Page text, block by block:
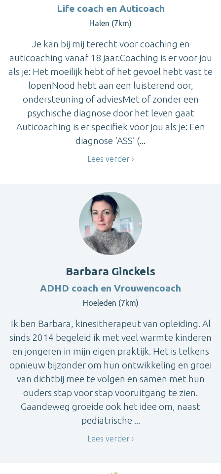
Life coach en Auticoach
Halen (7km)
Je kan bij mij terecht voor coaching en
auticoaching vanaf 18 jaar.Coaching is er voor jou
als je: Het moeilijk hebt of het gevoel hebt vast te
lopenNood hebt aan een luisterend oor,
ondersteuning of adviesMet of zonder een
psychische diagnose door het leven gaat
Auticoaching is er specifiek voor jou als je: Een
diagnose ‘ASS’ (...
Lees verder
Barbara Ginckels
ADHD coach en Vrouwencoach
Hoeleden (7km)
Ik ben Barbara, kinesitherapeut van opleiding. Al
sinds 2014 begeleid ik met veel warmte kinderen
en jongeren in mijn eigen praktijk. Het is telkens
opnieuw bijzonder om hun ontwikkeling en groei
van dichtbij mee te volgen en samen met hun
ouders stap voor stap vooruitgang te zien.
Gaandeweg groeide ook het idee om, naast
pediatrische ...
Lees verder